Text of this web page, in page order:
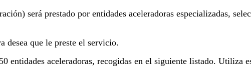
será prestado por entidades aceleradoras especializadas,
desea que le preste el servicio.
entidades aceleradoras, recogidas en el siguiente listado. Utiliza